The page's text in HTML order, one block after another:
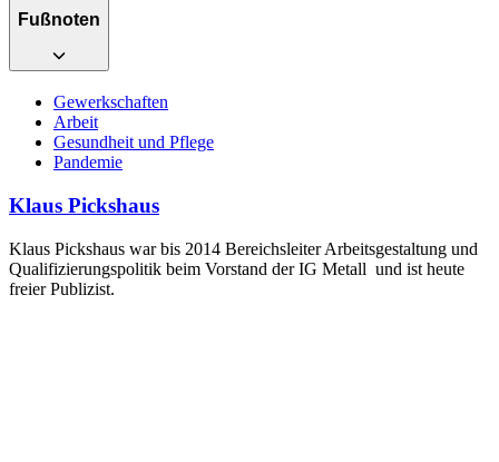
Fußnoten
Gewerkschaften
Arbeit
Gesundheit und Pflege
Pandemie
Klaus Pickshaus
Klaus Pickshaus war bis 2014 Bereichsleiter Arbeitsgestaltung und
Qualifizierungspolitik beim Vorstand der IG Metall und ist heute
freier Publizist.